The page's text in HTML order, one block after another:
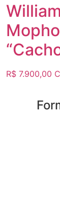
William
R$ 7.900,00